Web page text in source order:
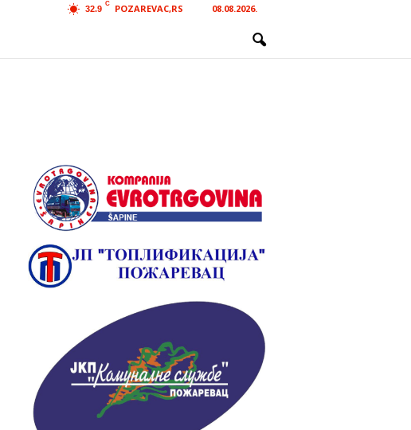
32.9
C POZAREVAC,RS 08.08.2026.